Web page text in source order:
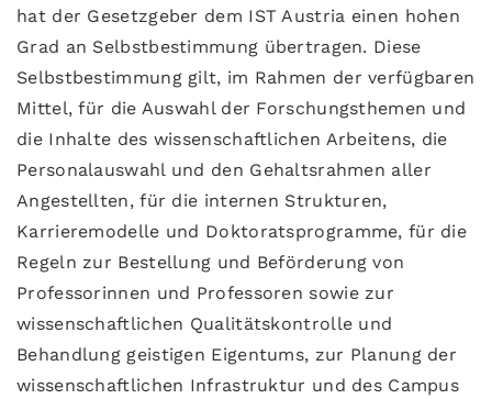
hat der Gesetzgeber dem IST Austria einen hohen
Grad an Selbstbestimmung übertragen. Diese
Selbstbestimmung gilt, im Rahmen der verfügbaren
Mittel, für die Auswahl der Forschungsthemen und
die Inhalte des wissenschaftlichen Arbeitens, die
Personalauswahl und den Gehaltsrahmen aller
Angestellten, für die internen Strukturen,
Karrieremodelle und Doktoratsprogramme, für die
Regeln zur Bestellung und Beförderung von
Professorinnen und Professoren sowie zur
wissenschaftlichen Qualitätskontrolle und
Behandlung geistigen Eigentums, zur Planung der
wissenschaftlichen Infrastruktur und des Campus